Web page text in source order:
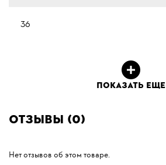
36
ПОКАЗАТЬ ЕЩЕ
Отзывы (0)
Нет отзывов об этом товаре.